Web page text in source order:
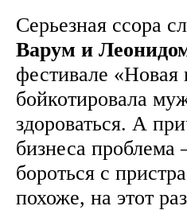
Серьезная ссора
Варум и
фестивале
бойкотировала
здороваться. А
бизнеса проблема
бороться с
похоже, на этот